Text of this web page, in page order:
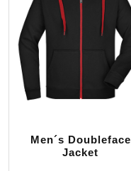
Men´s Doubleface
Jacket